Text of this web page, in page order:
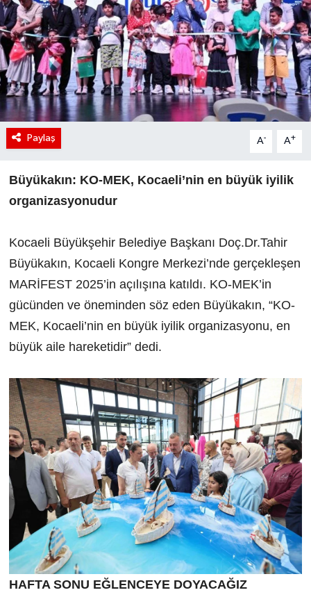
Paylaş A- A+
Büyükakın: KO-MEK, Kocaeli’nin en büyük iyilik
organizasyonudur
Kocaeli Büyükşehir Belediye Başkanı Doç.Dr.Tahir
Büyükakın, Kocaeli Kongre Merkezi’nde gerçekleşen
MARİFEST 2025’in açılışına katıldı. KO-MEK’in
gücünden ve öneminden söz eden Büyükakın, “KO-
MEK, Kocaeli’nin en büyük iyilik organizasyonu, en
büyük aile hareketidir” dedi.
HAFTA SONU EĞLENCEYE DOYACAĞIZ